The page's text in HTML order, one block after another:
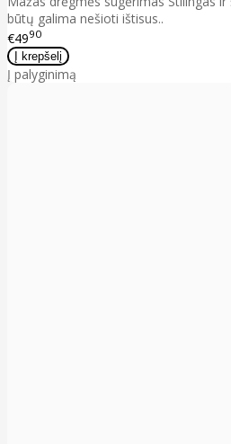
būtų galima nešioti ištisus..
€4990
Į palyginimą